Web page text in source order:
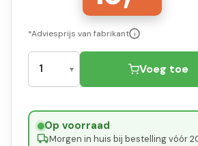
*Adviesprijs van fabrikant i
Voeg toe
Op voorraad·
Morgen in huis bij bestelling vóór